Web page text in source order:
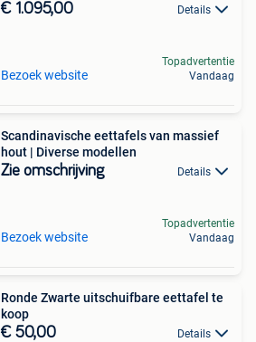
€ 1.095,00 Details
Bezoek website
Topadvertentie
Vandaag
Scandinavische eettafels van massief
hout | Diverse modellen
Zie omschrijving Details
Bezoek website
Topadvertentie
Vandaag
Ronde Zwarte uitschuifbare eettafel te
koop
€ 50,00 Details